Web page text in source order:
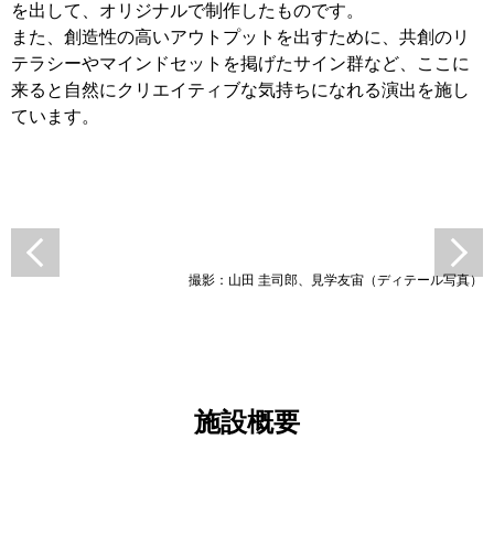
を出して、オリジナルで制作したものです。
また、創造性の高いアウトプットを出すために、共創のリ
テラシーやマインドセットを掲げたサイン群など、ここに
来ると自然にクリエイティブな気持ちになれる演出を施し
ています。
撮影：山田 圭司郎、見学友宙（ディテール写真）
施設概要